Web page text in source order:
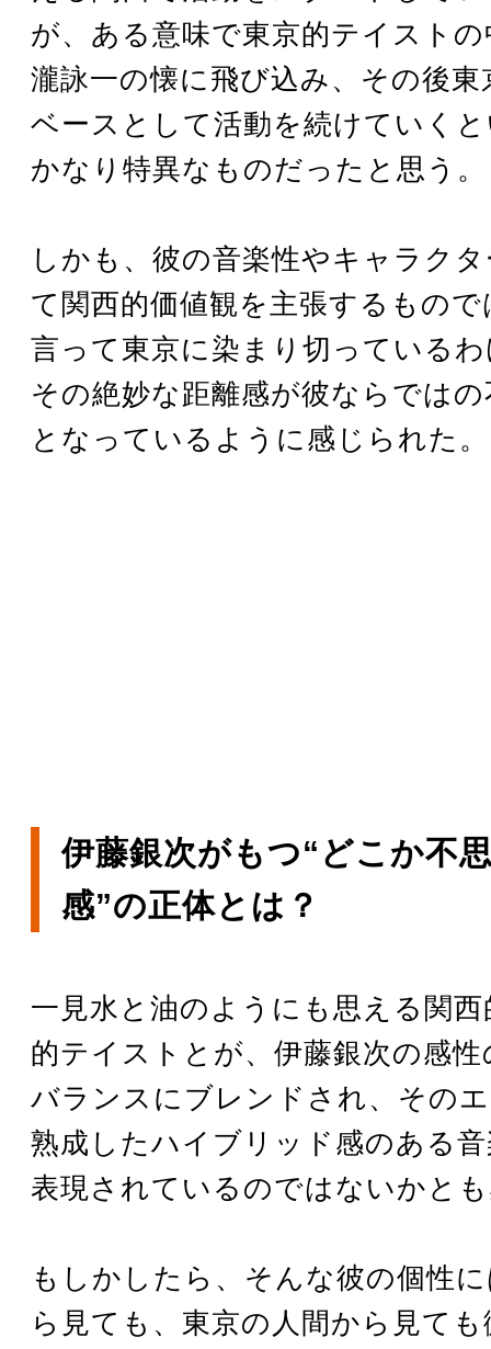
が、ある意味で東京的テイスト
瀧詠一の懐に飛び込み、その後
ベースとして活動を続けていく
かなり特異なものだったと思う。
しかも、彼の音楽性やキャラク
て関西的価値観を主張するもの
言って東京に染まり切っている
その絶妙な距離感が彼ならでは
となっているように感じられた。
伊藤銀次がもつ“どこか不
感”の正体とは？
一見水と油のようにも思える関
的テイストとが、伊藤銀次の感
バランスにブレンドされ、その
熟成したハイブリッド感のある
表現されているのではないかと
もしかしたら、そんな彼の個性
ら見ても、東京の人間から見て